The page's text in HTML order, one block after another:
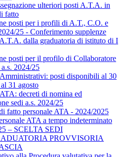
ulteriori posti A.T.A. in
fatto
posti per i profili di A.T., C.O. e
25 - Conferimento supplenze
dalla graduatoria di istituto di I
posti per il profilo di Collaboratore
2024/25
posti disponibili al 30
31 agosto
decreti di nomina ed
sedi a.s. 2024/25
fatto personale ATA - 2024/2025
ATA a tempo indeterminato
– SCELTA SEDI
PROVVISORIA